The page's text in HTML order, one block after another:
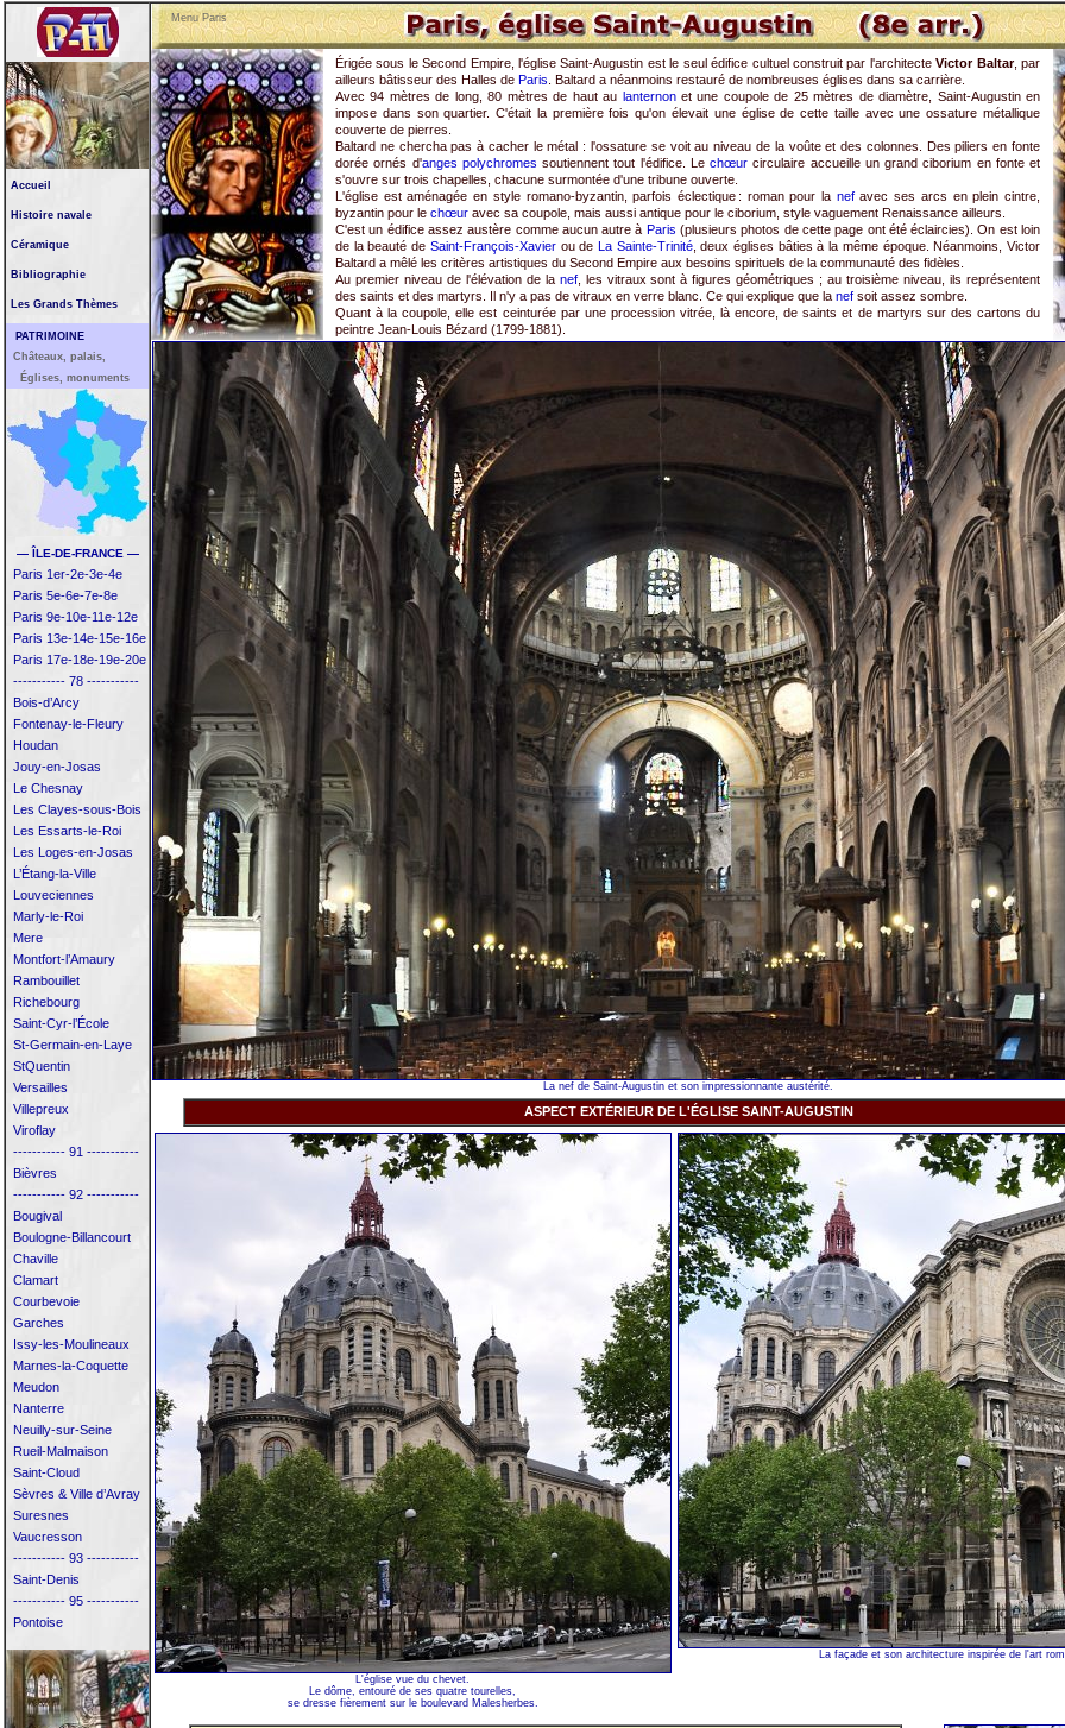
Accueil
Histoire navale
Céramique
Bibliographie
Les Grands Thèmes
PATRIMOINE
Châteaux, palais,
Églises, monuments
— ÎLE-DE-FRANCE —
Paris 1er-2e-3e-4e
Paris 5e-6e-7e-8e
Paris 9e-10e-11e-12e
Paris 13e-14e-15e-16e
Paris 17e-18e-19e-20e
----------- 78 -----------
Bois-d’Arcy
Fontenay-le-Fleury
Houdan
Jouy-en-Josas
Le Chesnay
Les Clayes-sous-Bois
Les Essarts-le-Roi
Les Loges-en-Josas
L’Étang-la-Ville
Louveciennes
Marly-le-Roi
Mere
Montfort-l’Amaury
Rambouillet
Richebourg
Saint-Cyr-l’École
St-Germain-en-Laye
StQuentin
Versailles
Villepreux
Viroflay
----------- 91 -----------
Bièvres
----------- 92 -----------
Bougival
Boulogne-Billancourt
Chaville
Clamart
Courbevoie
Garches
Issy-les-Moulineaux
Marnes-la-Coquette
Meudon
Nanterre
Neuilly-sur-Seine
Rueil-Malmaison
Saint-Cloud
Sèvres & Ville d’Avray
Suresnes
Vaucresson
----------- 93 -----------
Saint-Denis
----------- 95 -----------
Pontoise
Érigée sous le Second Empire, l'église Saint-Augustin est le seul édifice cultuel construit par l'architecteVictor Baltar, par
ailleurs bâtisseur des Halles de Paris . Baltard a néanmoins restauré de nombreuses églises dans sa carrière.
Avec 94 mètres de long, 80 mètres de haut au lanternonet une coupole de 25 mètres de diamètre, Saint-Augustin en
impose dans son quartier. C'était la première fois qu'on élevait une église de cette taille avec une ossature métallique
couverte de pierres.
Baltard ne chercha pas à cacher le métal : l'ossature se voit au niveau de la voûte et des colonnes. Des piliers en fonte
dorée ornés d'anges polychromes soutiennent tout l'édifice. Le chœur circulaire accueille un grand ciborium en fonte et
s'ouvre sur trois chapelles, chacune surmontée d'une tribune ouverte.
L'église est aménagée en style romano-byzantin, parfois éclectique : roman pour la nefavec ses arcs en plein cintre,
byzantin pour le chœur avec sa coupole, mais aussi antique pour le ciborium, style vaguement Renaissance ailleurs.
C'est un édifice assez austère comme aucun autre à Paris (plusieurs photos de cette page ont été éclaircies). On est loin
de la beauté de Saint-François-Xavierou de La Sainte-Trinité, deux églises bâties à la même époque. Néanmoins, Victor
Baltard a mêlé les critères artistiques du Second Empire aux besoins spirituels de la communauté des fidèles.
Au premier niveau de l'élévation de la nef, les vitraux sont à figures géométriques ; au troisième niveau, ils représentent
des saints et des martyrs. Il n'y a pas de vitraux en verre blanc. Ce qui explique que la nef soit assez sombre.
Quant à la coupole, elle est ceinturée par une procession vitrée, là encore, de saints et de martyrs sur des cartons du
peintre Jean-Louis Bézard (1799-1881).
La nef de Saint-Augustin et son impressionnante austérité.
ASPECT EXTÉRIEUR DE L'ÉGLISE SAINT-AUGUSTIN
L'église vue du chevet.
Le dôme, entouré de ses quatre tourelles,
se dresse fièrement sur le boulevard Malesherbes.
La façade et son architecture inspirée de l'art
Menu Paris